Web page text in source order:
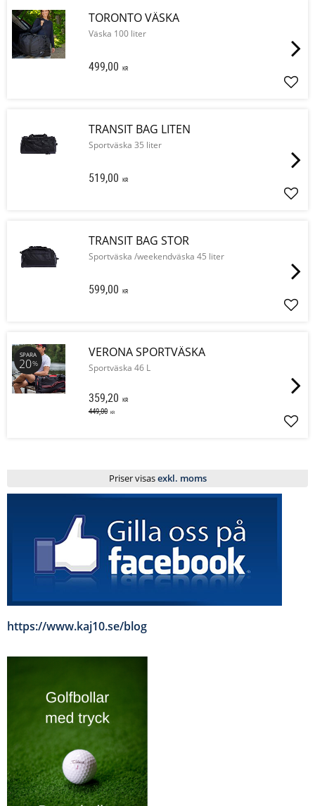
TORONTO VÄSKA
Väska 100 liter
499,00 KR
TRANSIT BAG LITEN
Sportväska 35 liter
519,00 KR
TRANSIT BAG STOR
Sportväska /weekendväska 45 liter
599,00 KR
VERONA SPORTVÄSKA
Sportväska 46 L
359,20 KR
449,00 KR
SPARA
20%
Priser visasexkl. moms
https://www.kaj10.se/blog